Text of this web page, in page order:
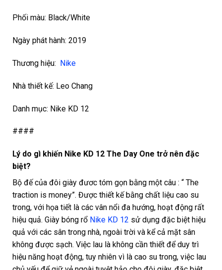
Phối màu: Black/White
Ngày phát hành: 2019
Thương hiệu: Nike
Nhà thiết kế: Leo Chang
Danh mục: Nike KD 12
####
Lý do gì khiến Nike KD 12 The Day One trở nên đặc
biệt?
Bộ đế của đôi giày đươc tóm gọn bằng một câu : “ The
traction is money”. Được thiết kế bằng chất liệu cao su
trong, với họa tiết là các vân nổi đa hướng, hoạt động rất
hiệu quả. Giày bóng rổ Nike KD 12 sử dụng đặc biệt hiệu
quả với các sân trong nhà, ngoài trời và kể cả mặt sân
không được sạch. Việc lau là không cần thiết để duy trì
hiệu năng hoạt động, tuy nhiên vì là cao su trong, việc lau